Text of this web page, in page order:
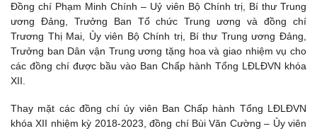
Đồng chí Phạm Minh Chính – Uỷ viên Bộ Chính trị, Bí thư Trung
ương Đảng, Trưởng Ban Tổ chức Trung ương và đồng chí
Trương Thị Mai, Ủy viên Bộ Chính trị, Bí thư Trung ương Đảng,
Trưởng ban Dân vận Trung ương tặng hoa và giao nhiệm vụ cho
các đồng chí được bầu vào Ban Chấp hành Tổng LĐLĐVN khóa
XII.
Thay mặt các đồng chí ủy viên Ban Chấp hành Tổng LĐLĐVN
khóa XII nhiệm kỳ 2018-2023, đồng chí Bùi Văn Cường – Ủy viên